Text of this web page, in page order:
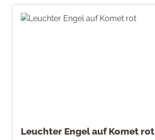
Leuchter Engel auf Komet rot